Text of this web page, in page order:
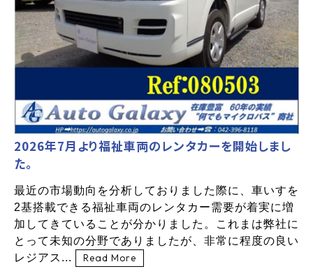
2026年7月より福祉車両のレンタカーを開始しまし
た。
最近の市場動向を分析しておりました際に、車いすを
2基搭載できる福祉車両のレンタカー需要が着実に増
加してきていることが分かりました。これまは弊社に
とって未知の分野でありましたが、非常に程度の良い
レジアス...
Read More